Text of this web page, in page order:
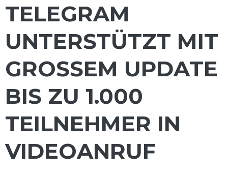
TELEGRAM
UNTERSTÜTZT MIT
GROSSEM UPDATE B
IS ZU 1.000 T
EILNEHMER IN V
IDEOANRUF